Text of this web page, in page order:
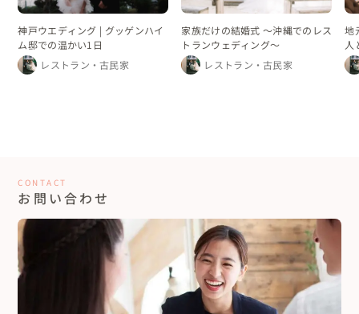
神戸ウエディング | グッゲンハイ
ム邸での温かい1日
レストラン・古民家
家族だけの結婚式 〜沖縄でのレス
トランウェディング〜
レストラン・古民家
地
人
ン
CONTACT
お問い合わせ